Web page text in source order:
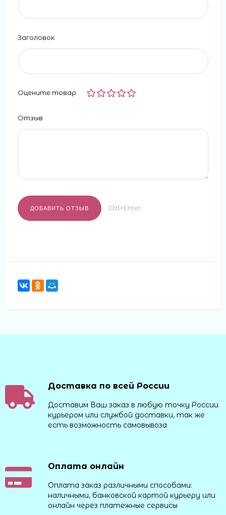
Заголовок
Оцените товар
Отзыв
Ctrl+Enter
Доставка по всей России
Доставим Ваш заказ в любую точку России
курьером или службой доставки, так же
есть возможность самовывоза
Оплата онлайн
Оплата заказ различными способами:
наличными, банковской картой курьеру или
онлайн через платежные сервисы